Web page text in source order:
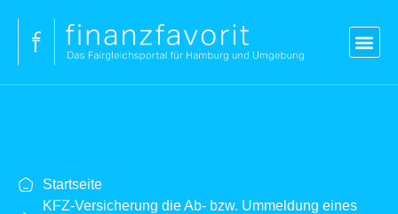
Startseite
KFZ-Versicherung die Ab- bzw. Ummeldung eines